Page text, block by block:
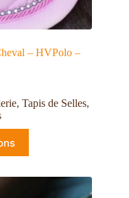
– HVPolo –
,Tapis de Selles,